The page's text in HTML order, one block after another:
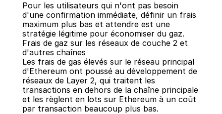
Pour les utilisateurs qui n'ont pas besoin
d'une confirmation immédiate, définir un frais
maximum plus bas et attendre est une
stratégie légitime pour économiser du gaz.
Frais de gaz sur les réseaux de couche 2 et
d'autres chaînes
Les frais de gas élevés sur le réseau principal
d'Ethereum ont poussé au développement de
réseaux de Layer 2, qui traitent les
transactions en dehors de la chaîne principale
et les règlent en lots sur Ethereum à un coût
par transaction beaucoup plus bas.